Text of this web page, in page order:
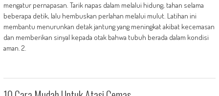
mengatur pernapasan. Tarik napas dalam melalui hidung, tahan selama
beberapa detik, lalu hembuskan perlahan melalui mulut. Latihan ini
membantu menurunkan detak jantung yang meningkat akibat kecemasan
dan memberikan sinyal kepada otak bahwa tubuh berada dalam kondisi
aman. 2.